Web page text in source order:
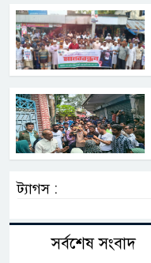
ট্যাগস :
সর্বশেষ সংবাদ